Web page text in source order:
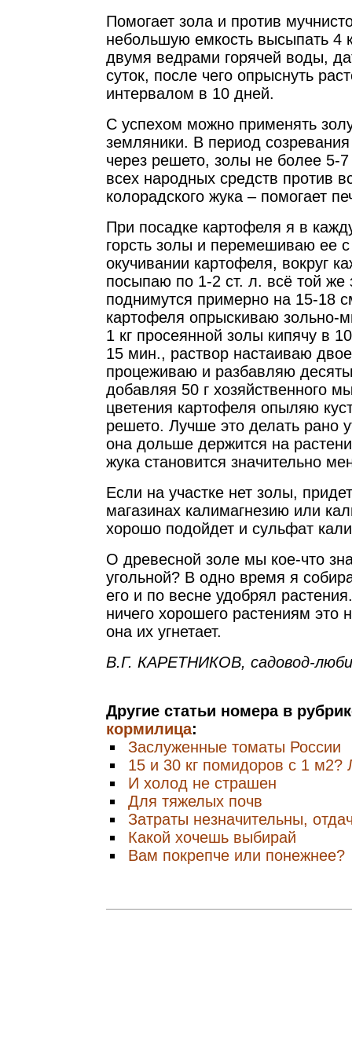
Помогает зола и против
небольшую емкость высыпать 4
двумя ведрами горячей воды,
суток, после чего опрыснуть
интервалом в 10 дней.
С успехом можно применять
земляники. В период
через решето, золы не более 5-7
всех народных средств против
колорадского жука – помогает
При посадке картофеля я в
горсть золы и перемешиваю ее
окучивании картофеля, вокруг
посыпаю по 1-2 ст. л. всё той же
поднимутся примерно на 15-18
картофеля опрыскиваю зольно-
1 кг просеянной золы кипячу в
15 мин., раствор настаиваю
процеживаю и разбавляю
добавляя 50 г хозяйственного
цветения картофеля опыляю
решето. Лучше это делать рано
она дольше держится на
жука становится значительно
Если на участке нет золы,
магазинах калимагнезию или
хорошо подойдет и сульфат
О древесной золе мы кое-что
угольной? В одно время я
его и по весне удобрял
ничего хорошего растениям это
она их угнетает.
В.Г. КАРЕТНИКОВ, садовод-
Другие статьи номера в
кормилица:
Заслуженные томаты России
15 и 30 кг помидоров с 1 м2?
И холод не страшен
Для тяжелых почв
Затраты незначительны,
Какой хочешь выбирай
Вам покрепче или понежнее?